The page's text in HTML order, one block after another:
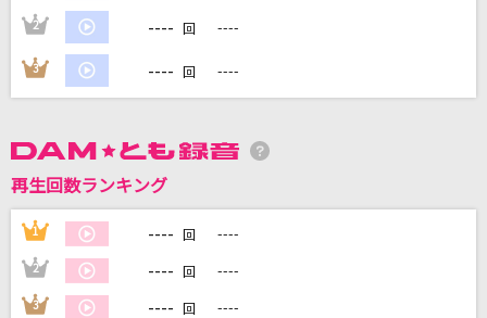
LOST ANGELS
GACKT(Gackt)
米津玄師
夏祭り
JITTERIN' JINN
2 ---- 回 ----
3 ---- 回 ----
再生回数ランキング
1 ---- 回 ----
2 ---- 回 ----
3 ---- 回 ----